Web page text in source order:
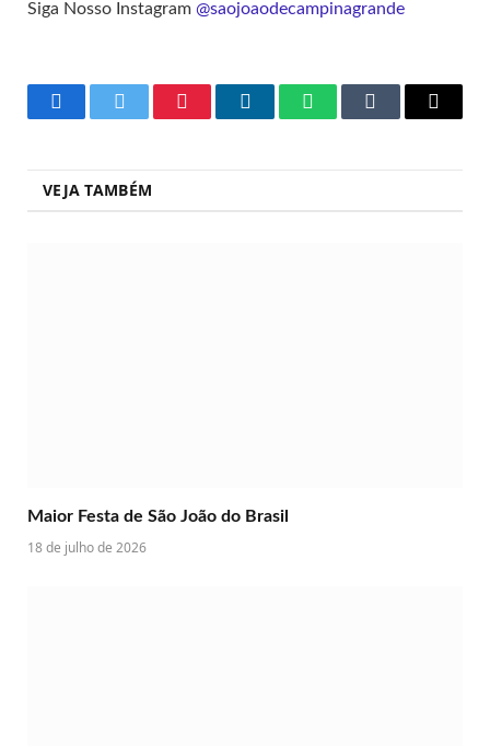
Siga Nosso Instagram @saojoaodecampinagrande
FacebookTwitter PinterestLinkedInWhatsAppTumblr Copy
VEJA TAMBÉM
Maior Festa de São João do Brasil
18 de julho de 2026